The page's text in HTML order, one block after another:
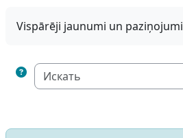
Vispārēji jaunumi un paziņojumi